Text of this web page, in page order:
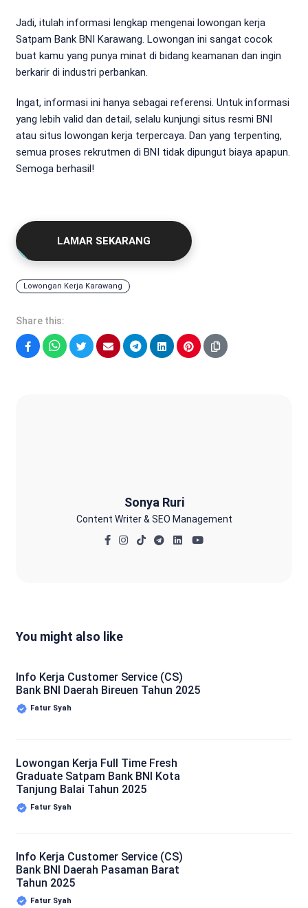
Jadi, itulah informasi lengkap mengenai lowongan kerja
Satpam Bank BNI Karawang. Lowongan ini sangat cocok
buat kamu yang punya minat di bidang keamanan dan ingin
berkarir di industri perbankan.
Ingat, informasi ini hanya sebagai referensi. Untuk informasi
yang lebih valid dan detail, selalu kunjungi situs resmi BNI
atau situs lowongan kerja terpercaya. Dan yang terpenting,
semua proses rekrutmen di BNI tidak dipungut biaya apapun.
Semoga berhasil!
LAMAR SEKARANG
Lowongan Kerja Karawang
Share this:
Sonya Ruri
Content Writer & SEO Management
You might also like
Info Kerja Customer Service (CS)
Bank BNI Daerah Bireuen Tahun 2025
Fatur Syah
Lowongan Kerja Full Time Fresh
Graduate Satpam Bank BNI Kota
Tanjung Balai Tahun 2025
Fatur Syah
Info Kerja Customer Service (CS)
Bank BNI Daerah Pasaman Barat
Tahun 2025
Fatur Syah